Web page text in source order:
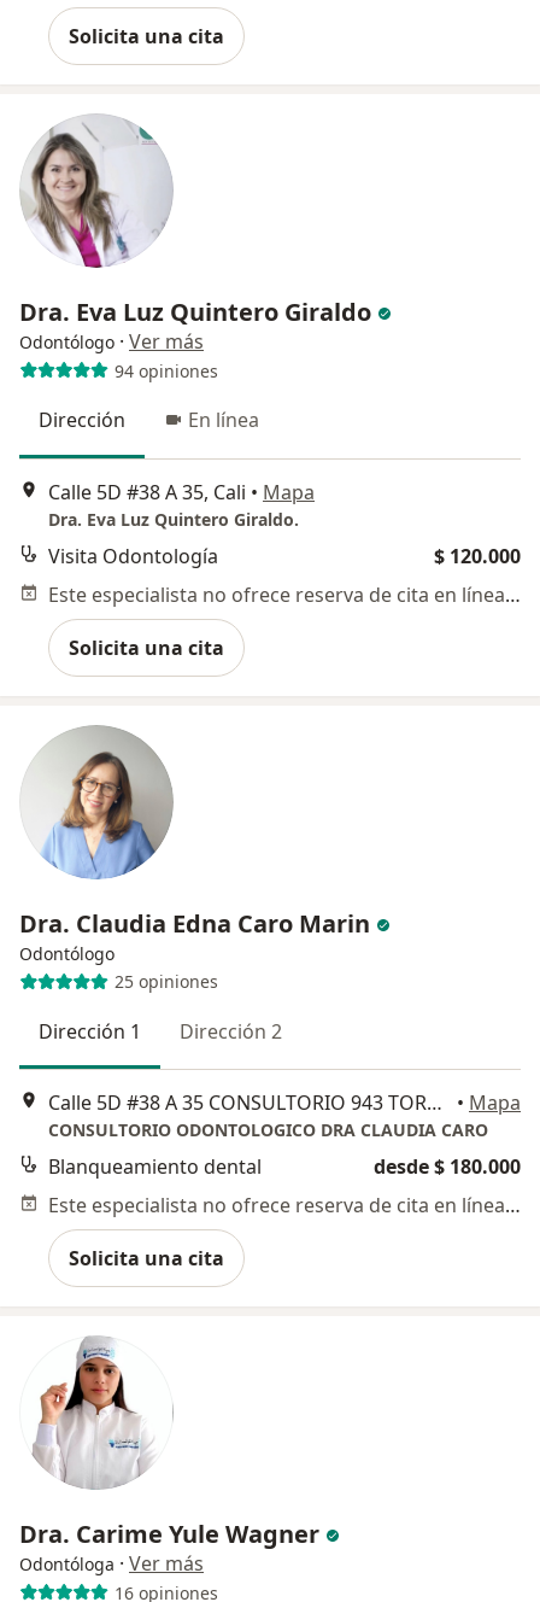
Solicita una cita
Dra. Eva Luz Quintero Giraldo
Odontólogo · Ver más
94 opiniones
Dirección En línea
Calle 5D #38 A 35, Cali • Mapa
Dra. Eva Luz Quintero Giraldo.
Visita Odontología
$ 120.000
Este especialista no ofrece reserva de cita en línea en esta dirección.
Solicita una cita
Dra. Claudia Edna Caro Marin
Odontólogo
25 opiniones
Dirección 1 Dirección 2
Calle 5D #38 A 35 CONSULTORIO 943 TORRE 1 EDIFICIO DE COLORES, Cali • Mapa
CONSULTORIO ODONTOLOGICO DRA CLAUDIA CARO
Blanqueamiento dental
desde $ 180.000
Este especialista no ofrece reserva de cita en línea en esta dirección.
Solicita una cita
Dra. Carime Yule Wagner
Odontóloga · Ver más
16 opiniones